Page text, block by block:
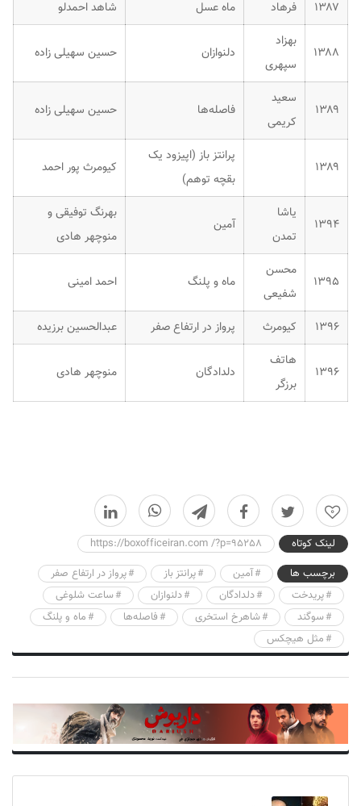
۱۳۸۷ فرهاد ماه عسل شاهد احمدلو
۱۳۸۸
بهزاد
سپهری
دلنوازان حسین سهیلی زاده
۱۳۸۹
سعید
کریمی
فاصله‌ها حسین سهیلی زاده
۱۳۸۹
پرانتز باز (اپیزود یک
بقچه توهم)
کیومرث پور احمد
۱۳۹۴
یاشا
تمدن
آمین
بهرنگ توفیقی و
منوچهر هادی
۱۳۹۵
محسن
شفیعی
ماه و پلنگ احمد امینی
۱۳۹۶ کیومرث پرواز در ارتفاع صفر عبدالحسین برزیده
۱۳۹۶
هاتف
برزگر
دلدادگان منوچهر هادی
0
لینک کوتاه
https://boxofficeiran.com /?p=95258
برچسب ها
آمین پرانتز باز
پرواز در ارتفاع صفر
پریدخت
دلدادگان دلنوازان
ساعت شلوغی
سوگند
شاهرخ استخری فاصله‌ها
ماه و پلنگ
مثل هیچکس